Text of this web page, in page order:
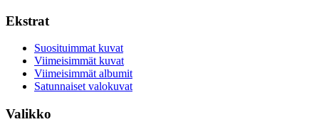
Ekstrat
Suosituimmat kuvat
Viimeisimmät kuvat
Viimeisimmät albumit
Satunnaiset valokuvat
Valikko